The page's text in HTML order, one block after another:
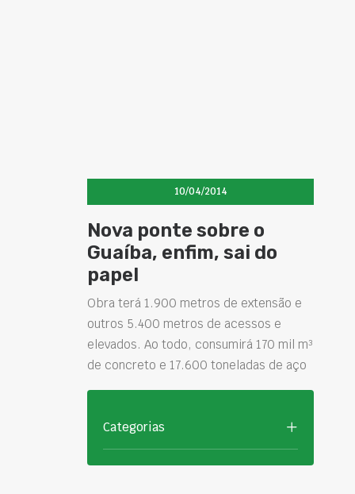
10/04/2014
Nova ponte sobre o
Guaíba, enfim, sai do
papel
Obra terá 1.900 metros de extensão e
outros 5.400 metros de acessos e
elevados. Ao todo, consumirá 170 mil m³
de concreto e 17.600 toneladas de aço
Categorias